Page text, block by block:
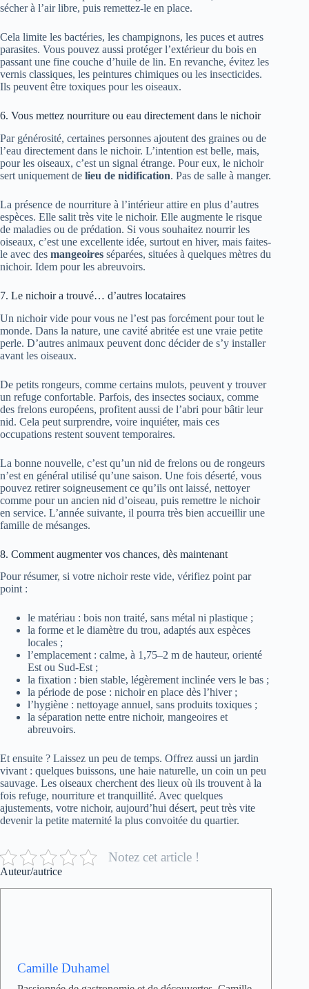
sécher à l’air libre, puis remettez-le en place.
Cela limite les bactéries, les champignons, les puces et autres
parasites. Vous pouvez aussi protéger l’extérieur du bois en
passant une fine couche d’huile de lin. En revanche, évitez les
vernis classiques, les peintures chimiques ou les insecticides.
Ils peuvent être toxiques pour les oiseaux.
6. Vous mettez nourriture ou eau directement dans le nichoir
Par générosité, certaines personnes ajoutent des graines ou de
l’eau directement dans le nichoir. L’intention est belle, mais,
pour les oiseaux, c’est un signal étrange. Pour eux, le nichoir
sert uniquement de lieu de nidification. Pas de salle à manger.
La présence de nourriture à l’intérieur attire en plus d’autres
espèces. Elle salit très vite le nichoir. Elle augmente le risque
de maladies ou de prédation. Si vous souhaitez nourrir les
oiseaux, c’est une excellente idée, surtout en hiver, mais faites-
le avec des mangeoires séparées, situées à quelques mètres du
nichoir. Idem pour les abreuvoirs.
7. Le nichoir a trouvé… d’autres locataires
Un nichoir vide pour vous ne l’est pas forcément pour tout le
monde. Dans la nature, une cavité abritée est une vraie petite
perle. D’autres animaux peuvent donc décider de s’y installer
avant les oiseaux.
De petits rongeurs, comme certains mulots, peuvent y trouver
un refuge confortable. Parfois, des insectes sociaux, comme
des frelons européens, profitent aussi de l’abri pour bâtir leur
nid. Cela peut surprendre, voire inquiéter, mais ces
occupations restent souvent temporaires.
La bonne nouvelle, c’est qu’un nid de frelons ou de rongeurs
n’est en général utilisé qu’une saison. Une fois déserté, vous
pouvez retirer soigneusement ce qu’ils ont laissé, nettoyer
comme pour un ancien nid d’oiseau, puis remettre le nichoir
en service. L’année suivante, il pourra très bien accueillir une
famille de mésanges.
8. Comment augmenter vos chances, dès maintenant
Pour résumer, si votre nichoir reste vide, vérifiez point par
point :
le matériau : bois non traité, sans métal ni plastique ;
la forme et le diamètre du trou, adaptés aux espèces
locales ;
l’emplacement : calme, à 1,75–2 m de hauteur, orienté
Est ou Sud-Est ;
la fixation : bien stable, légèrement inclinée vers le bas ;
la période de pose : nichoir en place dès l’hiver ;
l’hygiène : nettoyage annuel, sans produits toxiques ;
la séparation nette entre nichoir, mangeoires et
abreuvoirs.
Et ensuite ? Laissez un peu de temps. Offrez aussi un jardin
vivant : quelques buissons, une haie naturelle, un coin un peu
sauvage. Les oiseaux cherchent des lieux où ils trouvent à la
fois refuge, nourriture et tranquillité. Avec quelques
ajustements, votre nichoir, aujourd’hui désert, peut très vite
devenir la petite maternité la plus convoitée du quartier.
Notez cet article !
Auteur/autrice
Camille Duhamel